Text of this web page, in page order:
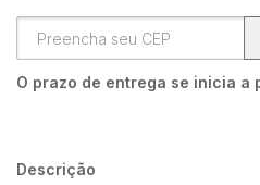
O prazo de entrega se inicia a
Descrição